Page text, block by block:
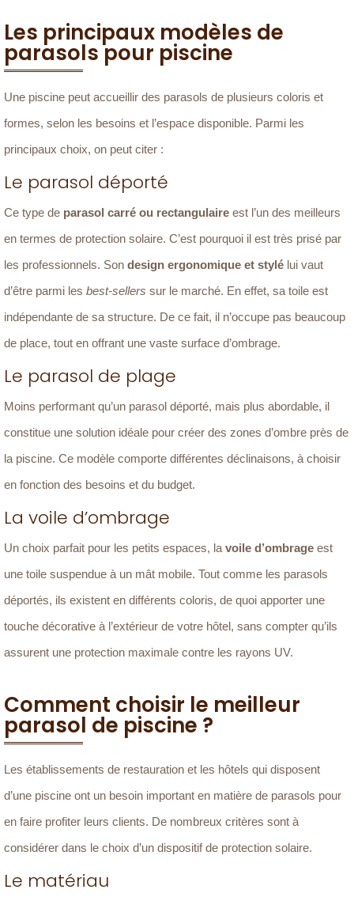
Les principaux modèles de
parasols pour piscine
Une piscine peut accueillir des parasols de plusieurs coloris et
formes, selon les besoins et l’espace disponible. Parmi les
principaux choix, on peut citer :
Le parasol déporté
Ce type de parasol carré ou rectangulaire est l’un des meilleurs
en termes de protection solaire. C’est pourquoi il est très prisé par
les professionnels. Son design ergonomique et stylé lui vaut
d’être parmi les best-sellers sur le marché. En effet, sa toile est
indépendante de sa structure. De ce fait, il n’occupe pas beaucoup
de place, tout en offrant une vaste surface d’ombrage.
Le parasol de plage
Moins performant qu’un parasol déporté, mais plus abordable, il
constitue une solution idéale pour créer des zones d’ombre près de
la piscine. Ce modèle comporte différentes déclinaisons, à choisir
en fonction des besoins et du budget.
La voile d’ombrage
Un choix parfait pour les petits espaces, la voile d’ombrage est
une toile suspendue à un mât mobile. Tout comme les parasols
déportés, ils existent en différents coloris, de quoi apporter une
touche décorative à l’extérieur de votre hôtel, sans compter qu’ils
assurent une protection maximale contre les rayons UV.
Comment choisir le meilleur
parasol de piscine ?
Les établissements de restauration et les hôtels qui disposent
d’une piscine ont un besoin important en matière de parasols pour
en faire profiter leurs clients. De nombreux critères sont à
considérer dans le choix d’un dispositif de protection solaire.
Le matériau